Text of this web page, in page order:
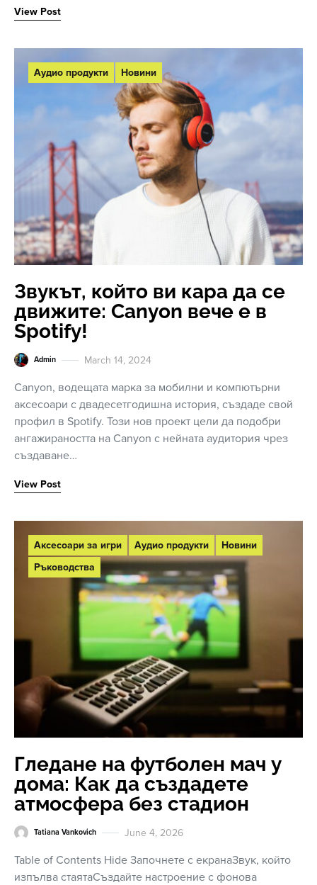
View Post
Аудио продукти Новини
Звукът, който ви кара да се
движите: Canyon вече е в
Spotify!
Admin March 14, 2024
Canyon, водещата марка за мобилни и компютърни
аксесоари с двадесетгодишна история, създаде свой
профил в Spotify. Този нов проект цели да подобри
ангажираността на Canyon с нейната аудитория чрез
създаване…
View Post
Аксесоари за игри Аудио продукти
Новини
Ръководства
Гледане на футболен мач у
дома: Как да създадете
атмосфера без стадион
Tatiana Vankovich June 4, 2026
Table of Contents Hide Започнете с екранаЗвук, който
изпълва стаятаСъздайте настроение с фонова